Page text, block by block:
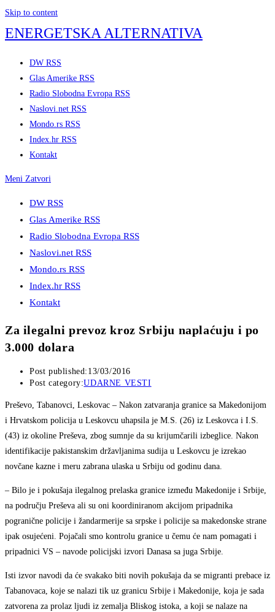
Skip to content
ENERGETSKA ALTERNATIVA
DW RSS
Glas Amerike RSS
Radio Slobodna Evropa RSS
Naslovi.net RSS
Mondo.rs RSS
Index.hr RSS
Kontakt
Meni Zatvori
DW RSS
Glas Amerike RSS
Radio Slobodna Evropa RSS
Naslovi.net RSS
Mondo.rs RSS
Index.hr RSS
Kontakt
Za ilegalni prevoz kroz Srbiju naplaćuju i po
3.000 dolara
Post published: 13/03/2016
Post category:UDARNE VESTI
Preševo, Tabanovci, Leskovac – Nakon zatvaranja granice sa Makedonijom
i Hrvatskom policija u Leskovcu uhapsila je M.S. (26) iz Leskovca i I.S.
(43) iz okoline Preševa, zbog sumnje da su krijumčarili izbeglice. Nakon
identifikacije pakistanskim državljanima sudija u Leskovcu je izrekao
novčane kazne i meru zabrana ulaska u Srbiju od godinu dana.
– Bilo je i pokušaja ilegalnog prelaska granice između Makedonije i Srbije,
na području Preševa ali su oni koordiniranom akcijom pripadnika
pogranične policije i žandarmerije sa srpske i policije sa makedonske strane
ipak osujećeni. Pojačali smo kontrolu granice u čemu će nam pomagati i
pripadnici VS – navode policijski izvori Danasa sa juga Srbije.
Isti izvor navodi da će svakako biti novih pokušaja da se migranti prebace iz
Tabanovaca, koje se nalazi tik uz granicu Srbije i Makedonije, koja je sada
zatvorena za prolaz ljudi iz zemalja Bliskog istoka, a koji se nalaze na